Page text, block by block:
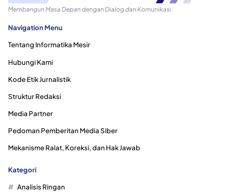
Membangun Masa Depan dengan Dialog dan Komunikasi
Navigation Menu
Tentang Informatika Mesir
Hubungi Kami
Kode Etik Jurnalistik
Struktur Redaksi
Media Partner
Pedoman Pemberitan Media Siber
Mekanisme Ralat, Koreksi, dan Hak Jawab
Kategori
Analisis Ringan